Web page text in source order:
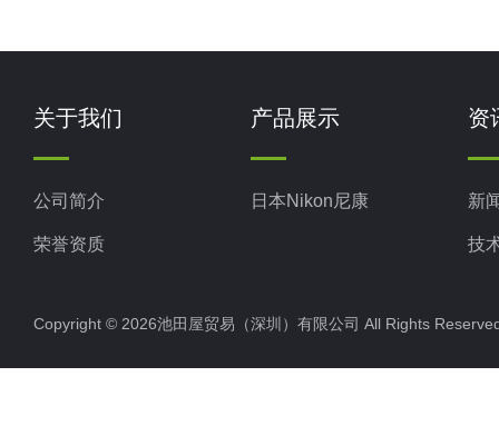
关于我们
公司简介
荣誉资质
产品展示
日本Nikon尼康
资
新
技
Copyright © 2026池田屋贸易（深圳）有限公司 All Rights